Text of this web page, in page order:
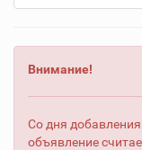
Внимание!
Со дня
объявление